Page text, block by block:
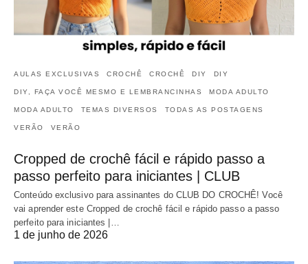
AULAS EXCLUSIVAS CROCHÊ CROCHÊ DIY DIY
DIY, FAÇA VOCÊ MESMO E LEMBRANCINHAS MODA ADULTO
MODA ADULTO TEMAS DIVERSOS TODAS AS POSTAGENS
VERÃO VERÃO
Cropped de crochê fácil e rápido passo a
passo perfeito para iniciantes | CLUB
Conteúdo exclusivo para assinantes do CLUB DO CROCHÊ! Você
vai aprender este Cropped de crochê fácil e rápido passo a passo
perfeito para iniciantes |…
1 de junho de 2026